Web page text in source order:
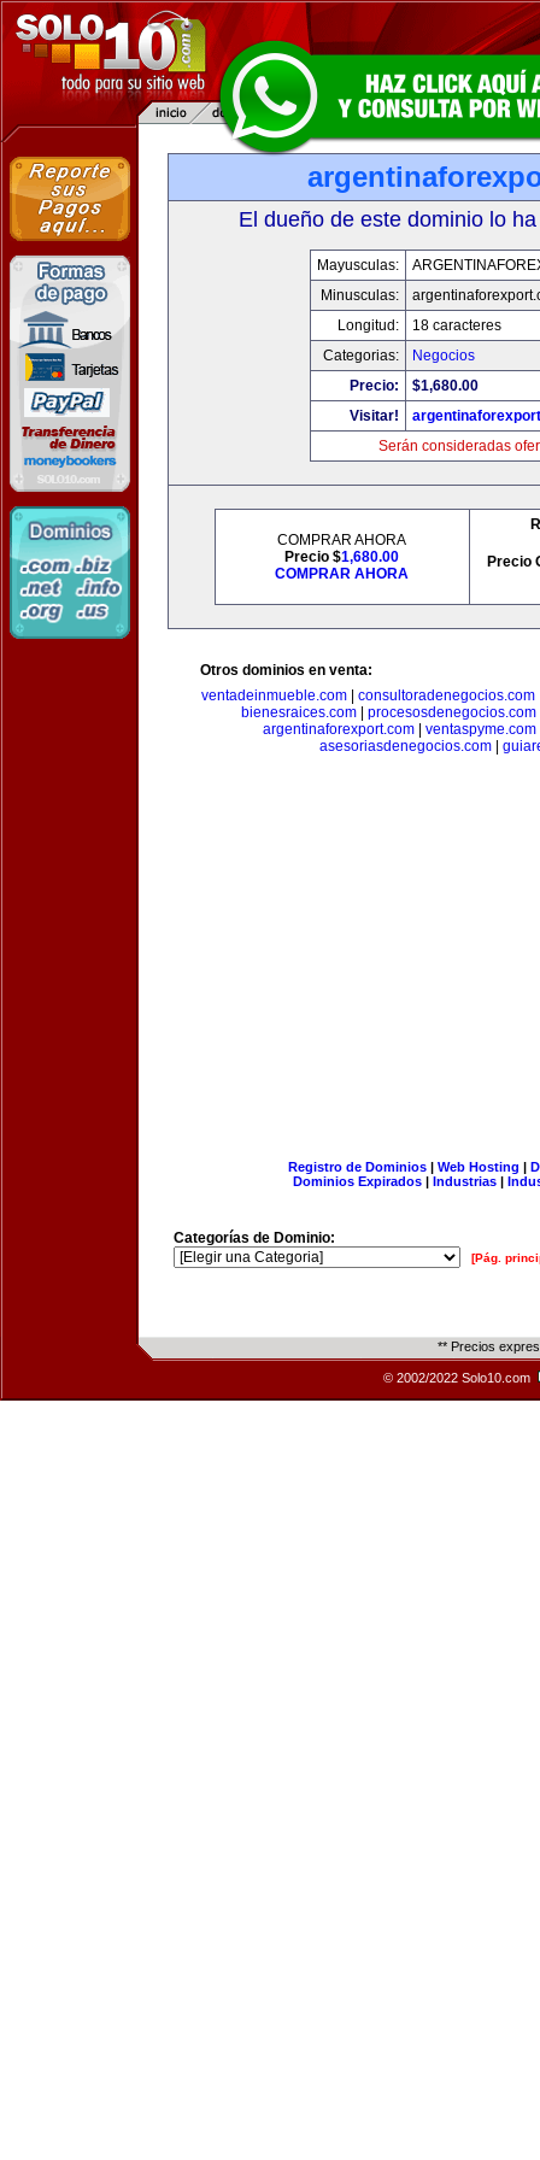
El dueño de este dominio lo
Mayusculas:
Minusculas:
Longitud:
18 caracteres
Categorias:
Negocios
Precio:
$1,680.00
Visitar!
Serán consideradas
COMPRAR AHORA
Precio $1,680.00
COMPRAR AHORA
Precio
Otros dominios en venta:
ventadeinmueble.com| consultoradenegocios.com
bienesraices.com
procesosdenegocios.com
argentinaforexport.com| ventaspyme.com
asesoriasdenegocios.com|
Registro de Dominios| Web Hosting |
Dominios Expirados | Industrias |
Categorías de Dominio:
[Pág.
** Precios
© 2002/2022 Solo10.com